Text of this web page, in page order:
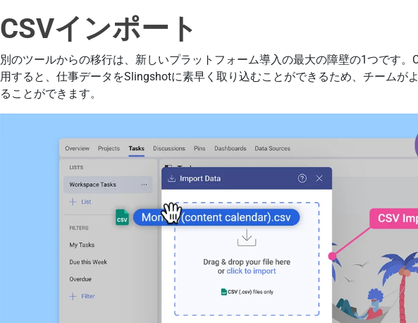
CSVインポート
別のツールからの移行は、新しいプラットフォーム導入の最大の障壁の1つです。
用すると、仕事データをSlingshotに素早く取り込むことができるため、チームが
ることができます。